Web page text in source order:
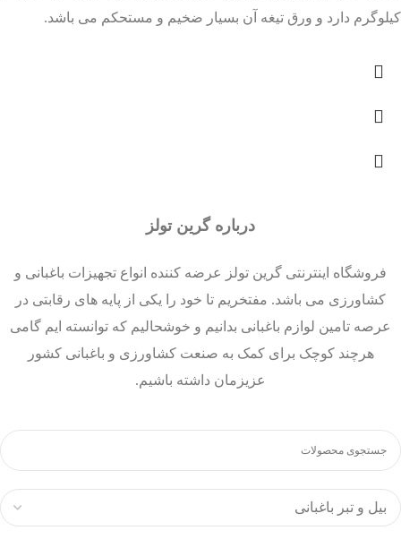
کیلوگرم دارد و ورق تیغه آن بسیار ضخیم و مستحکم می باشد.
درباره گرین تولز
فروشگاه اینترنتی گرین تولز عرضه کننده انواع تجهیزات باغبانی و
کشاورزی می باشد. مفتخریم تا خود را یکی از پایه های رقابتی در
عرصه تامین لوازم باغبانی بدانیم و خوشحالیم که توانسته ایم گامی
هرچند کوچک برای کمک به صنعت کشاورزی و باغبانی کشور
عزیزمان داشته باشیم.